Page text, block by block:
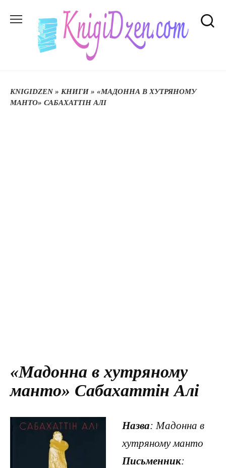
до
KNIGIDZEN» КНИГИ » «МАДОННА В ХУТРЯНОМУ
МАНТО» САБАХАТТІН АЛІ
«Мадонна в хутряному
манто» Сабахаттін Алі
Назва: Мадонна в
хутряному манто
Письменник: